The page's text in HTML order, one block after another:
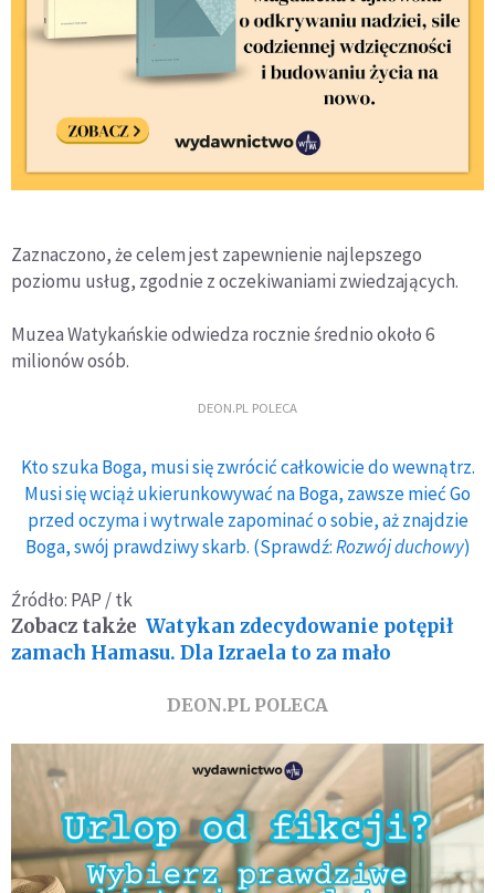
Zaznaczono, że celem jest zapewnienie najlepszego
poziomu usług, zgodnie z oczekiwaniami zwiedzających.
Muzea Watykańskie odwiedza rocznie średnio około 6
milionów osób.
DEON.PL POLECA
Kto szuka Boga, musi się zwrócić całkowicie do wewnątrz.
Musi się wciąż ukierunkowywać na Boga, zawsze mieć Go
przed oczyma i wytrwale zapominać o sobie, aż znajdzie
Boga, swój prawdziwy skarb. (Sprawdź:Rozwój duchowy)
Źródło: PAP / tk
Zobacz także Watykan zdecydowanie potępił
zamach Hamasu. Dla Izraela to za mało
DEON.PL POLECA